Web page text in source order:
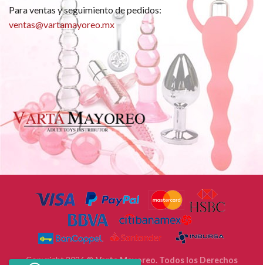
Para ventas y seguimiento de pedidos:
ventas@vartamayoreo.mx
Copyright 2026 ©Varta Mayoreo. Todos los Derechos